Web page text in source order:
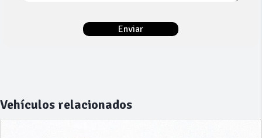
Vehículos relacionados